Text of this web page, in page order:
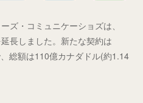
ズ・コミュニケーショズは、
長しました。新たな契約は
総額は110億カナダドル(約1.14